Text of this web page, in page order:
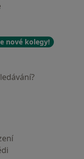
nové kolegy!